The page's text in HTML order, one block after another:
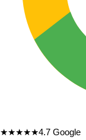
★★★★★4.7 Google